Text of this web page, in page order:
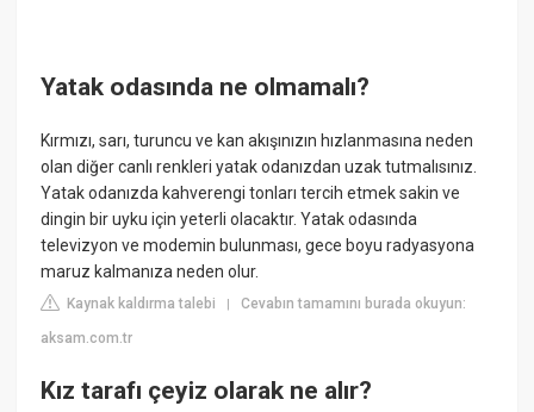
Yatak odasında ne olmamalı?
Kırmızı, sarı, turuncu ve kan akışınızın hızlanmasına neden
olan diğer canlı renkleri yatak odanızdan uzak tutmalısınız.
Yatak odanızda kahverengi tonları tercih etmek sakin ve
dingin bir uyku için yeterli olacaktır. Yatak odasında
televizyon ve modemin bulunması, gece boyu radyasyona
maruz kalmanıza neden olur.
Kaynak kaldırma talebi |Cevabın tamamını burada okuyun:
aksam.com.tr
Kız tarafı çeyiz olarak ne alır?